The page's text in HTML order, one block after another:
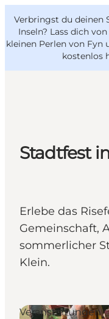
Verbringst du deinen
Inseln? Lass dich
kleinen Perlen von Fyn
kostenlos
Outdoor &
VisitFyn
Deutsch
Stadtfest
Erlebe das
Gemeinschaft,
sommerlicher
Klein.
Veranstaltungen